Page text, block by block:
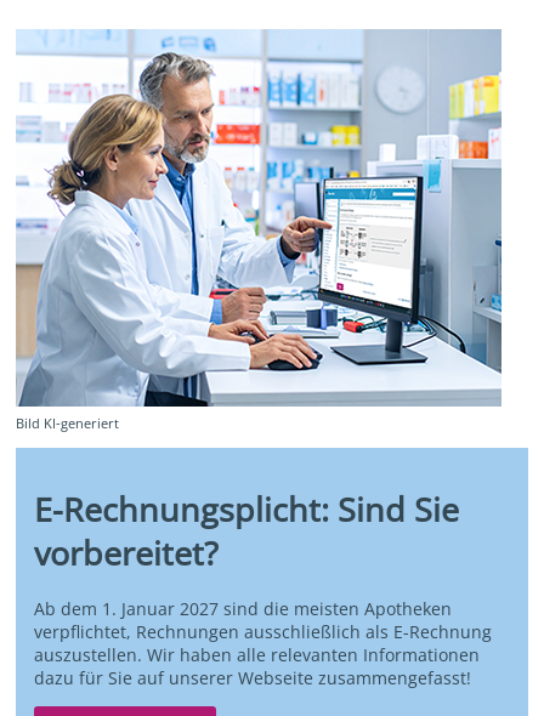
Bild KI-generiert
E-Rechnungsplicht: Sind Sie
vorbereitet?
Ab dem 1. Januar 2027 sind die meisten Apotheken
verpflichtet, Rechnungen ausschließlich als E-Rechnung
auszustellen. Wir haben alle relevanten Informationen
dazu für Sie auf unserer Webseite zusammengefasst!